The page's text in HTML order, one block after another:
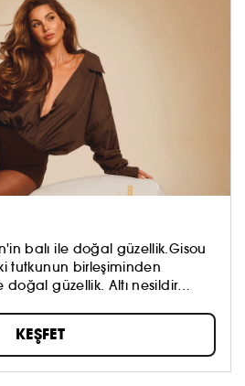
balı ile doğal güzellik.Gisou
tutkunun birleşiminden
doğal güzellik. Altı nesildir
Mirsalehi Bee Garden
bir şekilde yetiştirilen ve
formüle edilmiş
ve saç yağları gibi
geliştirmektedir. Bal
KEŞFET